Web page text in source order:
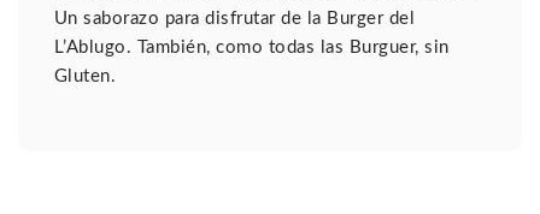
Un saborazo para disfrutar de la Burger del
L’Ablugo. También, como todas las Burguer, sin
Gluten.